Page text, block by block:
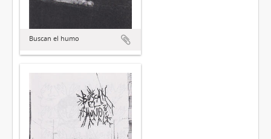
Buscan el humo